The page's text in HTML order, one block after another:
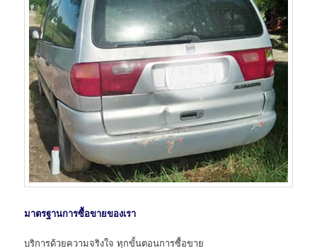
มาตรฐานการซื้อขายของเรา
บริการด้วยความจริงใจ ทุกขั้นตอนการซื้อขาย